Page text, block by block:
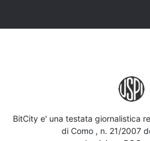
BitCity e' una testata giornalistica
di Como , n. 21/2007